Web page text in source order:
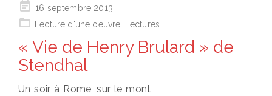
Posted
on
16 septembre 2013
Lecture d'une oeuvre
Lectures
« Vie de Henry Brulard » de
Stendhal
Un soir à Rome, sur le mont